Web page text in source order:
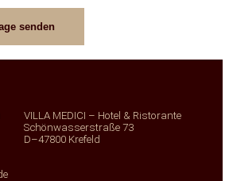
VILLA MEDICI – Hotel & Ristorante
Schönwasserstraße 73
D–47800 Krefeld